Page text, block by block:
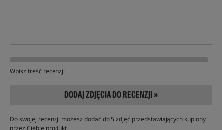
Wpisz treść recenzji
DODAJ ZDJĘCIA DO RECENZJI »
Do swojej recenzji możesz dodać do 5 zdjęć przedstawiających kupiony
przez Ciebie produkt